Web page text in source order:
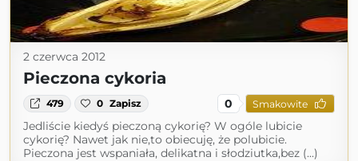
2 czerwca 2012
Pieczona cykoria
479 0 Zapisz 0 Smakowite
Jedliście kiedyś pieczoną cykorię? W ogóle lubicie
cykorię? Nawet jak nie,to obiecuję, że polubicie.
Pieczona jest wspaniała, delikatna i słodziutka,bez (...)